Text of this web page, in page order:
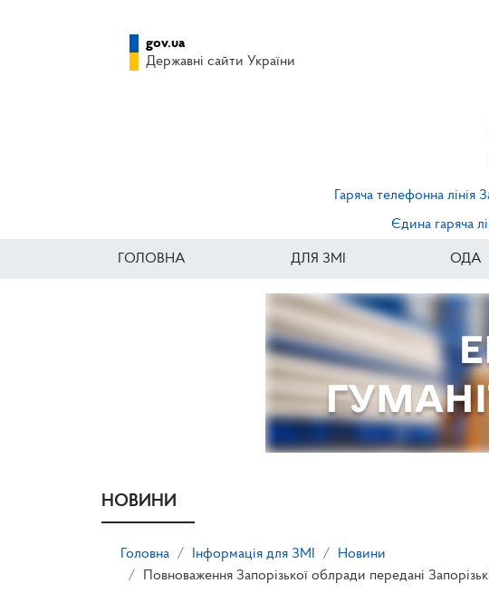
gov.ua
Державні сайти України
Гаряча телефонна лінія
Єдина гаряча
ГОЛОВНА ДЛЯ ЗМІ ОДА
НОВИНИ
Головна Інформація для ЗМІ
Новини
Повноваження Запорізької облради передані